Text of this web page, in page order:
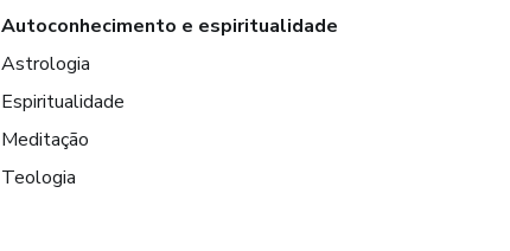
Autoconhecimento e espiritualidade
Astrologia
Espiritualidade
Meditação
Teologia